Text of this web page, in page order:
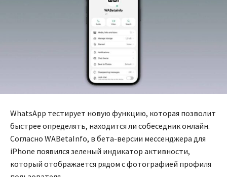
WhatsApp тестирует новую функцию, которая позволит
быстрее определять, находится ли собеседник онлайн.
Согласно WABetaInfo, в бета-версии мессенджера для
iPhone появился зеленый индикатор активности,
который отображается рядом с фотографией профиля